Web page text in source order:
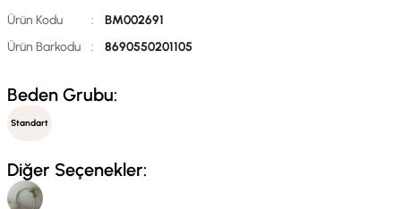
Ürün Kodu :
BM002691
Ürün Barkodu
: 8690550201105
Beden Grubu:
Standart
Diğer Seçenekler: